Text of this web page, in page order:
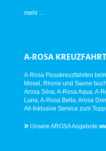
mehr ...
A-ROSA
A-Rosa Flusskreuzfahrten
Mosel, Rhone und Saone
Arosa Silva, A-Rosa Aqua, A-
Luna, A-Rosa Bella, Arosa
All-Inklusive Service zum
» Unsere AROSA Angebote